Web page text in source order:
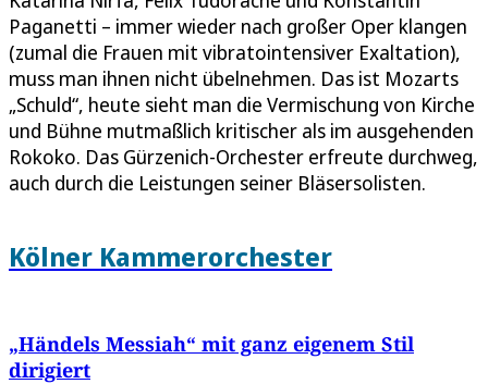
Paganetti – immer wieder nach großer Oper klangen
(zumal die Frauen mit vibratointensiver Exaltation),
muss man ihnen nicht übelnehmen. Das ist Mozarts
„Schuld“, heute sieht man die Vermischung von Kirche
und Bühne mutmaßlich kritischer als im ausgehenden
Rokoko. Das Gürzenich-Orchester erfreute durchweg,
auch durch die Leistungen seiner Bläsersolisten.
Kölner Kammerorchester
„Händels Messiah“ mit ganz eigenem Stil
dirigiert